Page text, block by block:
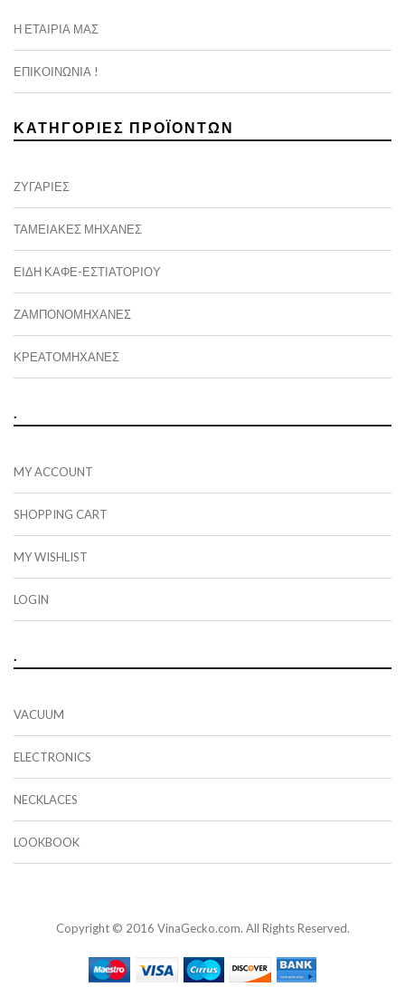
Η ΕΤΑΙΡΊΑ ΜΑΣ
ΕΠΙΚΟΙΝΩΝΊΑ !
ΚΑΤΗΓΟΡΊΕΣ ΠΡΟΪΌΝΤΩΝ
ΖΥΓΑΡΙΈΣ
ΤΑΜΕΙΑΚΈΣ ΜΗΧΑΝΈΣ
ΕΙΔΗ ΚΑΦΕ-ΕΣΤΙΑΤΟΡΙΟΥ
ΖΑΜΠΟΝΟΜΗΧΑΝΈΣ
ΚΡΕΑΤΟΜΗΧΑΝΈΣ
.
MY ACCOUNT
SHOPPING CART
MY WISHLIST
LOGIN
.
VACUUM
ELECTRONICS
NECKLACES
LOOKBOOK
Copyright © 2016 VinaGecko.com. All Rights Reserved.